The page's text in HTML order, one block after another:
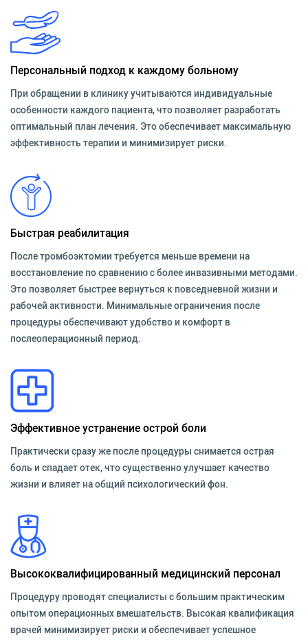
Персональный подход к каждому больному
При обращении в клинику учитываются индивидуальные
особенности каждого пациента, что позволяет разработать
оптимальный план лечения. Это обеспечивает максимальную
эффективность терапии и минимизирует риски.
Быстрая реабилитация
После тромбоэктомии требуется меньше времени на
восстановление по сравнению с более инвазивными методами.
Это позволяет быстрее вернуться к повседневной жизни и
рабочей активности. Минимальные ограничения после
процедуры обеспечивают удобство и комфорт в
послеоперационный период.
Эффективное устранение острой боли
Практически сразу же после процедуры снимается острая
боль и спадает отек, что существенно улучшает качество
жизни и влияет на общий психологический фон.
Высококвалифицированный медицинский персонал
Процедуру проводят специалисты с большим практическим
опытом операционных вмешательств. Высокая квалификация
врачей минимизирует риски и обеспечивает успешное